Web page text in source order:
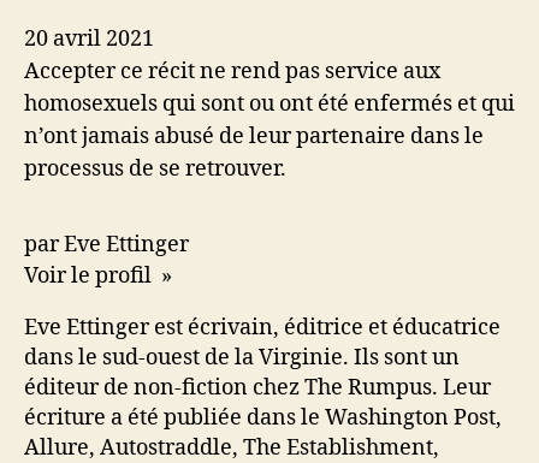
20 avril 2021
Accepter ce récit ne rend pas service aux
homosexuels qui sont ou ont été enfermés et qui
n’ont jamais abusé de leur partenaire dans le
processus de se retrouver.
par Eve Ettinger
Voir le profil »
Eve Ettinger est écrivain, éditrice et éducatrice
dans le sud-ouest de la Virginie. Ils sont un
éditeur de non-fiction chez The Rumpus. Leur
écriture a été publiée dans le Washington Post,
Allure, Autostraddle, The Establishment,